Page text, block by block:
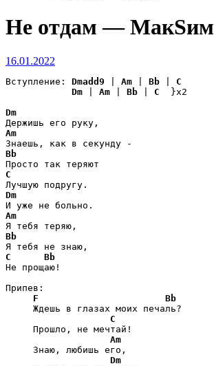
Не отдам — МакSим
16.01.2022
Вступление: Dmadd9 Am Bb
C
Dm
Am Bb C
  }x2
Dm
Am
Bb
C
Dm
Am
Bb
C
Bb
Не прощаю!
Припев:
F
Bb
     Ждешь в глазах моих печаль?
C
     Прошло, не мечтай!
Am
     Знаю, любишь его,
Dm